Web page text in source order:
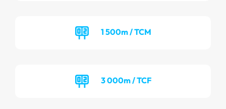
1 500m / TCM
3 000m / TCF